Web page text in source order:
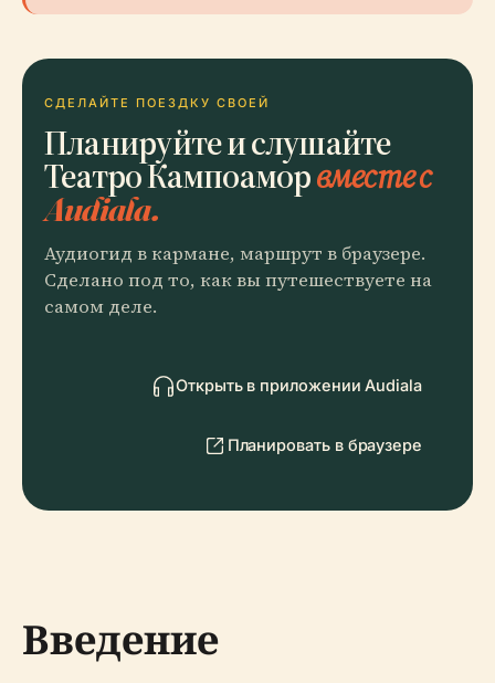
СДЕЛАЙТЕ ПОЕЗДКУ СВОЕЙ
Планируйте и слушайте
Театро Кампоаморвместе с
Audiala.
Аудиогид в кармане, маршрут в браузере.
Сделано под то, как вы путешествуете на
самом деле.
Открыть в приложении Audiala
Планировать в браузере
Введение